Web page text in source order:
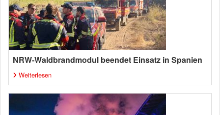
NRW-Waldbrandmodul beendet Einsatz in Spanien
Weiterlesen